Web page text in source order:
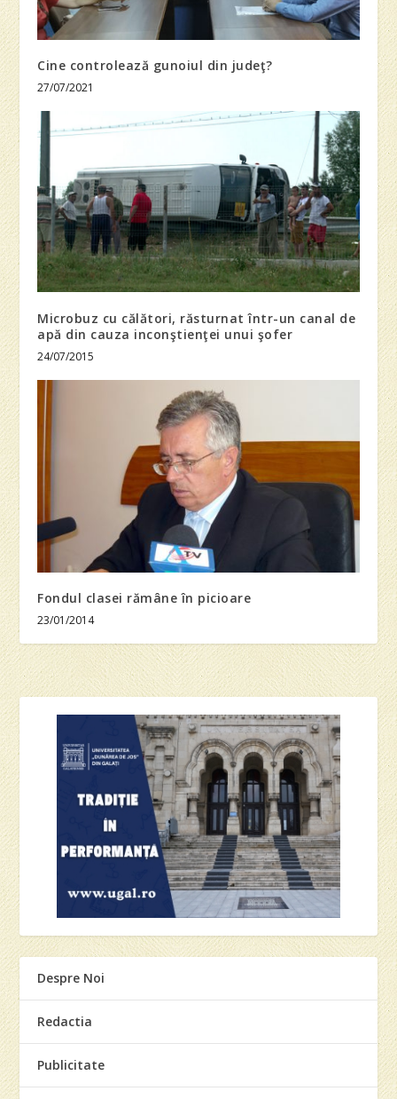
Cine controlează gunoiul din judeţ?
27/07/2021
Microbuz cu călători, răsturnat într-un canal de
apă din cauza inconştienţei unui şofer
24/07/2015
Fondul clasei rămâne în picioare
23/01/2014
Despre Noi
Redactia
Publicitate